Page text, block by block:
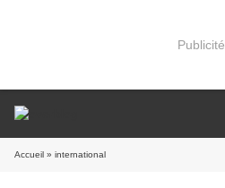
Publicité
Accueil » international